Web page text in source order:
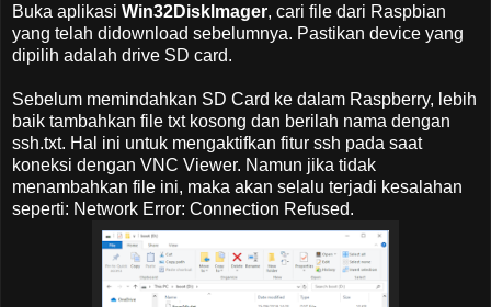
Buka aplikasi Win32Disklmager, cari file dari Raspbian
yang telah didownload sebelumnya. Pastikan device yang
dipilih adalah drive SD card.
Sebelum memindahkan SD Card ke dalam Raspberry, lebih
baik tambahkan file txt kosong dan berilah nama dengan
ssh.txt. Hal ini untuk mengaktifkan fitur ssh pada saat
koneksi dengan VNC Viewer. Namun jika tidak
menambahkan file ini, maka akan selalu terjadi kesalahan
seperti: Network Error: Connection Refused.